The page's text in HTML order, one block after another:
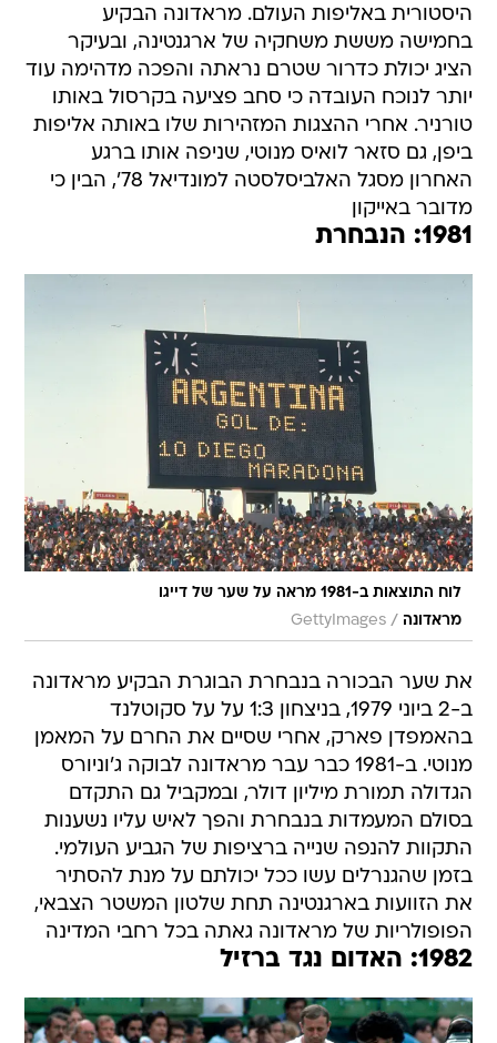
היסטורית באליפות העולם. מראדונה הבקיע
בחמישה מששת משחקיה של ארגנטינה, ובעיקר
הציג יכולת כדרור שטרם נראתה והפכה מדהימה עוד
יותר לנוכח העובדה כי סחב פציעה בקרסול באותו
טורניר. אחרי ההצגות המזהירות שלו באותה אליפות
ביפן, גם סזאר לואיס מנוטי, שניפה אותו ברגע
האחרון מסגל האלביסלסטה למונדיאל 78', הבין כי
מדובר באייקון
1981: הנבחרת
לוח התוצאות ב-1981 מראה על שער של דייגו
מראדונה /
GettyImages
את שער הבכורה בנבחרת הבוגרת הבקיע מראדונה
ב-2 ביוני 1979, בניצחון 1:3 על על סקוטלנד
בהאמפדן פארק, אחרי שסיים את החרם על המאמן
מנוטי. ב-1981 כבר עבר מראדונה לבוקה ג'וניורס
הגדולה תמורת מיליון דולר, ובמקביל גם התקדם
בסולם המעמדות בנבחרת והפך לאיש עליו נשענות
התקוות להנפה שנייה ברציפות של הגביע העולמי.
בזמן שהגנרלים עשו ככל יכולתם על מנת להסתיר
את הזוועות בארגנטינה תחת שלטון המשטר הצבאי,
הפופולריות של מראדונה גאתה בכל רחבי המדינה
1982: האדום נגד ברזיל